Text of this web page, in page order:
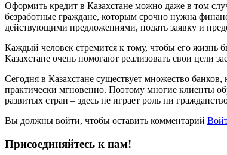
Оформить кредит в Казахстане можно даже в том
безработные граждане, которым срочно нужна
действующими предложениями, подать заявку и
Каждый человек стремится к тому, чтобы его жизнь
Казахстане очень помогают реализовать свои
Сегодня в Казахстане существует множество
практически мгновенно. Поэтому многие клиенты
развитых стран – здесь не играет роль ни
Вы должны войти, чтобы оставить комментарий
Присоединяйтесь к нам!